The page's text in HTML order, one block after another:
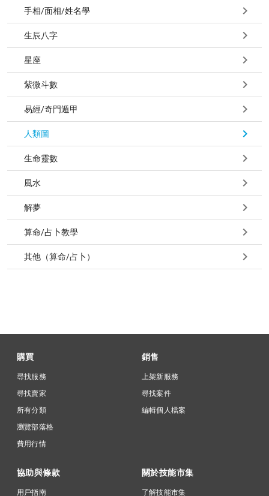
手相/面相/姓名學
生辰八字
星座
紫微斗數
易經/奇門遁甲
人類圖
生命靈數
風水
解夢
算命/占卜教學
其他（算命/占卜）
購買
尋找服務
尋找賣家
所有分類
瀏覽部落格
費用行情
銷售
上架新服務
尋找案件
編輯個人檔案
協助與條款
用戶指南
關於技能市集
了解技能市集